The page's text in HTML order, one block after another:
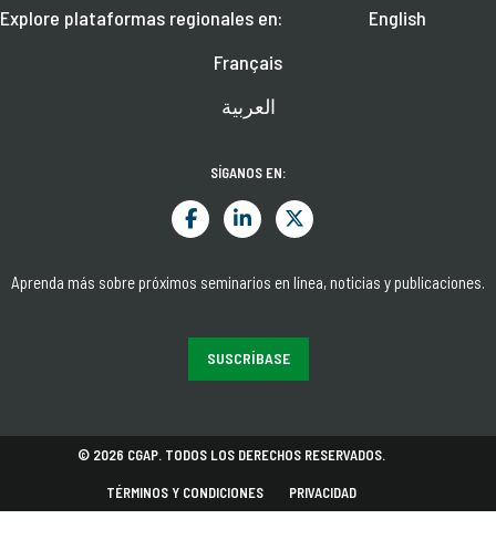
Explore plataformas regionales en:
English
Français
العربية
SÍGANOS EN:
Aprenda más sobre próximos seminarios en línea, noticias y publicaciones.
SUSCRÍBASE
© 2026 CGAP. TODOS LOS DERECHOS RESERVADOS.
TÉRMINOS Y CONDICIONES PRIVACIDAD